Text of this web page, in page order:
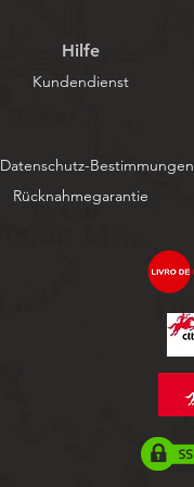
Hilfe
Kundendienst
Datenschutz-Bestimmungen
Rücknahmegarantie